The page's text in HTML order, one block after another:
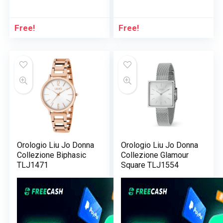
Free! Free!
Orologio Liu Jo Donna
Collezione Biphasic
TLJ1471
Orologio Liu Jo Donna
Collezione Glamour
Square TLJ1554